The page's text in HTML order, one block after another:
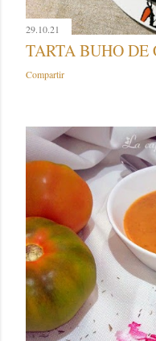
29.10.21
TARTA BUHO DE
Compartir